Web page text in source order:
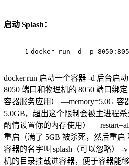
启动 Splash：
1 docker run -d -p 8050 :
docker run 启动一个容器 -d 后台启
8050 端口和物理机的 8050 端口绑
容器服务应用） —memory=5.0G 容
5.0GB，超出这个限制会被主进程杀
酌情设置你的内存使用）
重启（满了 5GB 被杀死，然后重启
容器的名字叫 splash（可以忽略） -v
机的目录挂载进容器，便于容器能